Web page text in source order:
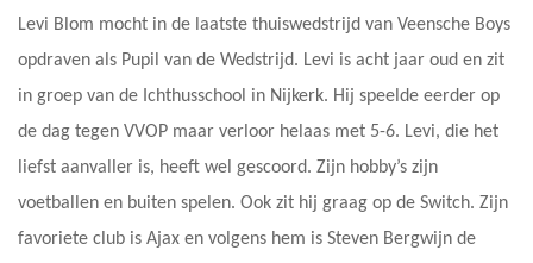
Levi Blom mocht in de laatste thuiswedstrijd van Veensche Boys
opdraven als Pupil van de Wedstrijd. Levi is acht jaar oud en zit
in groep van de Ichthusschool in Nijkerk. Hij speelde eerder op
de dag tegen VVOP maar verloor helaas met 5-6. Levi, die het
liefst aanvaller is, heeft wel gescoord. Zijn hobby’s zijn
voetballen en buiten spelen. Ook zit hij graag op de Switch. Zijn
favoriete club is Ajax en volgens hem is Steven Bergwijn de